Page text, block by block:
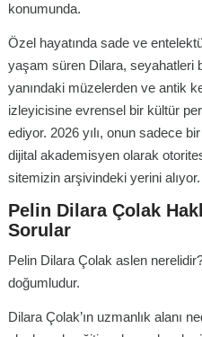
konumunda.
Özel hayatında sade ve
yaşam süren Dilara, seyahatleri
yanındaki müzelerden ve antik
izleyicisine evrensel bir kültür
ediyor. 2026 yılı, onun sadece
dijital akademisyen olarak
sitemizin arşivindeki yerini alıyor.
Pelin Dilara Çolak
Sorular
Pelin Dilara Çolak aslen
doğumludur.
Dilara Çolak’ın uzmanlık alanı